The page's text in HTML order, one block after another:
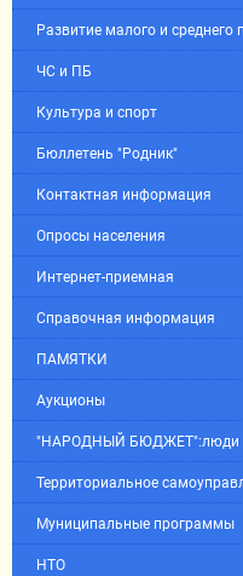
Развитие малого и среднего
ЧС и ПБ
Культура и спорт
Бюллетень "Родник"
Контактная информация
Опросы населения
Интернет-приемная
Справочная информация
ПАМЯТКИ
Аукционы
"НАРОДНЫЙ БЮДЖЕТ":люди
Территориальное
Муниципальные программы
НТО